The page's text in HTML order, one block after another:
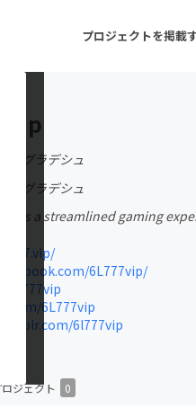
プロジェクトを掲載
のリターン
音楽
チャレンジ
ングラデシュ
ングラデシュ
a streamlined gaming
6L777vip/
6L777vip
6L777vip
6l777vip
ジェクト 0